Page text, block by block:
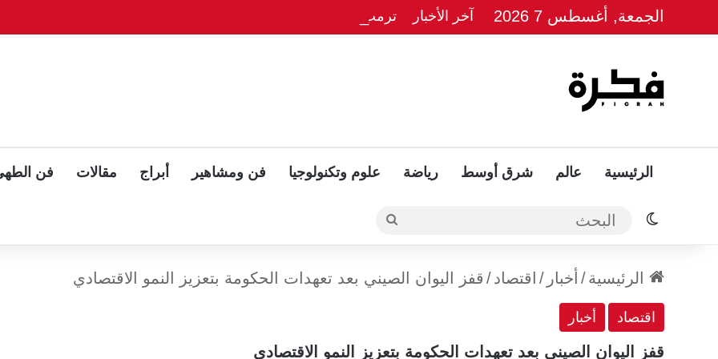
الجمعة, أغسطس 7 2026 آخر الأخبار ترمب يلوّح بلقاء ثلاثي مع بوتين وزيلينسكي بعد قمة ألاسكا
الرئيسية عالم شرق أوسط رياضة علوم وتكنولوجيا فن ومشاهير أبراج مقالات فن
الوضع المظلم البحث
الرئيسية/ أخبار / اقتصاد/ قفز اليوان الصيني بعد تعهدات الحكومة بتعزيز النمو الاقتصادي
اقتصاد أخبار
قفز اليوان الصيني بعد تعهدات الحكومة بتعزيز النمو الاقتصادي